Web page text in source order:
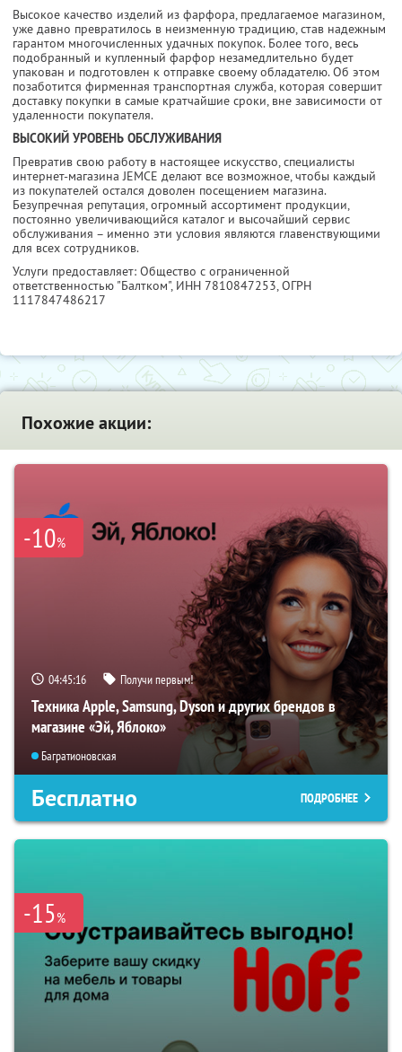
Высокое качество изделий из фарфора, предлагаемое магазином,
уже давно превратилось в неизменную традицию, став надежным
гарантом многочисленных удачных покупок. Более того, весь
подобранный и купленный фарфор незамедлительно будет
упакован и подготовлен к отправке своему обладателю. Об этом
позаботится фирменная транспортная служба, которая совершит
доставку покупки в самые кратчайшие сроки, вне зависимости от
удаленности покупателя.
ВЫСОКИЙ УРОВЕНЬ ОБСЛУЖИВАНИЯ
Превратив свою работу в настоящее искусство, специалисты
интернет-магазина JEMCE делают все возможное, чтобы каждый
из покупателей остался доволен посещением магазина.
Безупречная репутация, огромный ассортимент продукции,
постоянно увеличивающийся каталог и высочайший сервис
обслуживания – именно эти условия являются главенствующими
для всех сотрудников.
Услуги предоставляет: Общество с ограниченной
ответственностью "Балтком", ИНН 7810847253, ОГРН
1117847486217
Похожие акции:
-10%
04:45:15 Получи первым!
Техника Apple, Samsung, Dyson и других брендов в
магазине «Эй, Яблоко»
Багратионовская
Бесплатно ПОДРОБНЕЕ
-15%